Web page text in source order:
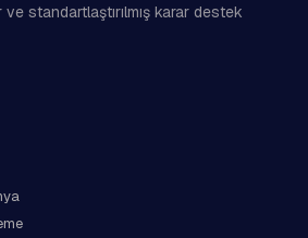
ve standartlaştırılmış karar destek